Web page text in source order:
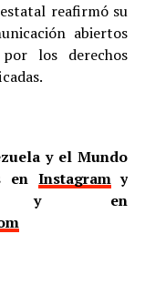
reafirmó su
abiertos
los derechos
y el Mundo
en Instagramy
en